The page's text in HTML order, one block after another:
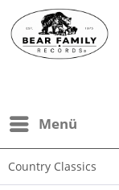
Menü
Country Classics